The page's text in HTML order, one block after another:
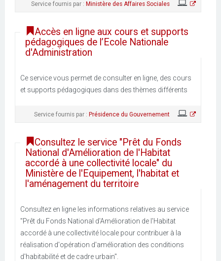
Service fournis par : Ministère des Affaires Sociales
Accès en ligne aux cours et supports
pédagogiques de l’Ecole Nationale
d'Administration
Ce service vous permet de consulter en ligne, des cours
et supports pédagogiques dans des thèmes différents
Service fournis par : Présidence du Gouvernement
Consultez le service "Prêt du Fonds
National d'Amélioration de l'Habitat
accordé à une collectivité locale" du
Ministère de l'Equipement, l'habitat et
l'aménagement du territoire
Consultez en ligne les informations relatives au service
"Prêt du Fonds National d'Amélioration de l'Habitat
accordé à une collectivité locale pour contribuer à la
réalisation d'opération d'amélioration des conditions
d'habitabilité et de cadre urbain".